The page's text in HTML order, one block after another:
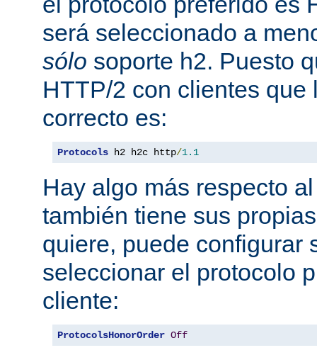
será seleccionado a
sólo soporte h2. Puesto
HTTP/2 con clientes que
correcto es:
Protocols h2 h2c http/1.1
Hay algo más respecto
también tiene sus
quiere, puede configurar
seleccionar el protocolo
cliente:
ProtocolsHonorOrder Off